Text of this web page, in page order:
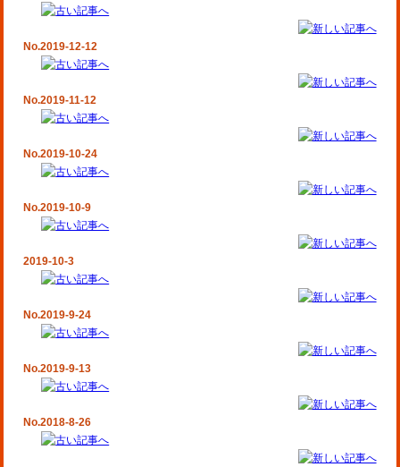
No.2019-12-12
No.2019-11-12
No.2019-10-24
No.2019-10-9
2019-10-3
No.2019-9-24
No.2019-9-13
No.2018-8-26